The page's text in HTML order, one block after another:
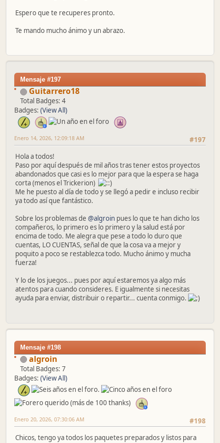
Espero que te recuperes pronto.
Te mando mucho ánimo y un abrazo.
Mensaje #197
Guitarrero18
Total Badges: 4
Badges: (View All)
#197
Enero 14, 2026, 12:09:18 AM
Hola a todos!
Paso por aquí después de mil años tras tener estos proyectos
abandonados que casi es lo mejor para que la espera se haga
corta (menos el Trickerion)
Me he puesto al día de todo y se llegó a pedir e incluso recibir
ya todo así que fantástico.
Sobre los problemas de @algroin pues lo que te han dicho los
compañeros, lo primero es lo primero y la salud está por
encima de todo. Me alegra que pese a todo lo duro que
cuentas, LO CUENTAS, señal de que la cosa va a mejor y
poquito a poco se restablezca todo. Mucho ánimo y mucha
fuerza!
Y lo de los juegos... pues por aquí estaremos ya algo más
atentos para cuando consideres. E igualmente si necesitas
ayuda para enviar, distribuir o repartir... cuenta conmigo.
Mensaje #198
algroin
Total Badges: 7
Badges: (View All)
#198
Enero 20, 2026, 07:30:06 AM
Chicos, tengo ya todos los paquetes preparados y listos para